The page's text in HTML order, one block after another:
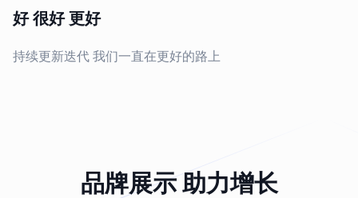
好 很好 更好
持续更新迭代 我们一直在更好的路上
品牌展示 助力增长